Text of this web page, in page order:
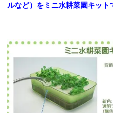
ルなど）をミニ水耕菜園キット